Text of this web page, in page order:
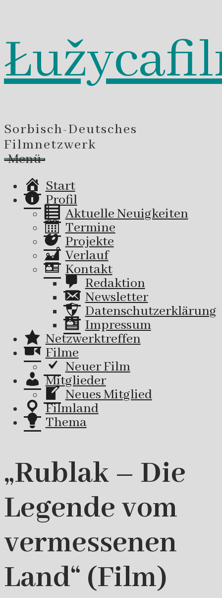
Zum
Inhalt
springen
Sorbisch-Deutsches
Filmnetzwerk
Menü
Start
Profil
Aktuelle Neuigkeiten
Termine
Projekte
Verlauf
Kontakt
Redaktion
Newsletter
Datenschutzerklärung
Impressum
Netzwerktreffen
Filme
Neuer Film
Mitglieder
Neues Mitglied
Filmland
Thema
„Rublak – Die
Legende vom
vermessenen
Land“ (Film)